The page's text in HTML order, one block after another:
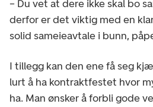
– Du vet at dere ikke skal bo
derfor er det viktig med en
solid sameieavtale i bunn,
I tillegg kan den ene få seg
lurt å ha kontraktfestet hvor
ha. Man ønsker å forbli gode